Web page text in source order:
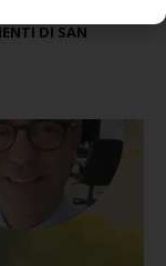
DI SAN